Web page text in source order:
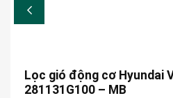
Lọc gió động cơ Hyundai
281131G100 – MB